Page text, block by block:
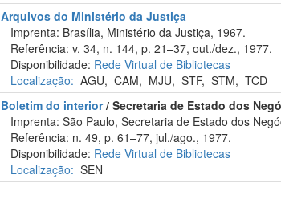
Arquivos do Ministério da Justiça
Imprenta: Brasília, Ministério da Justiça, 1967.
Referência: v. 34, n. 144, p. 21–37, out./dez., 1977.
Disponibilidade: Rede Virtual de Bibliotecas
Localização: AGU,CAM, MJU,STF,STM,TCD
Boletim do interior/ Secretaria de Estado dos
Imprenta: São Paulo, Secretaria de Estado dos
Referência: n. 49, p. 61–77, jul./ago., 1977.
Disponibilidade: Rede Virtual de Bibliotecas
Localização: SEN